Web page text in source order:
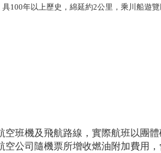
100年以上歷史，綿延約2公里，乘川船遊
班機及飛航路線，實際航班以團體
公司隨機票所增收燃油附加費用，